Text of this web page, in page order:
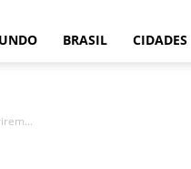
Portal BRASIL CIDADES